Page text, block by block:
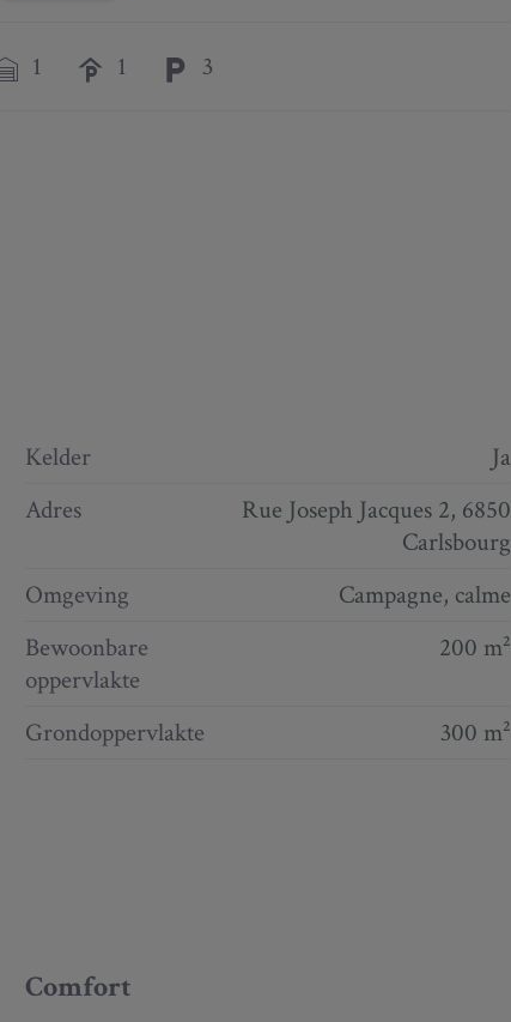
1 1 3
Kelder
Ja
Adres
Rue Joseph Jacques 2, 6850
Carlsbourg
Omgeving
Campagne, calme
Bewoonbare
oppervlakte
200 m²
Grondoppervlakte 300 m²
Comfort